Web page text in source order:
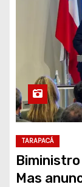
TARAPACÁ
Biministro
Mas